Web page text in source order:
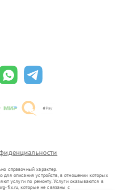
справочный характер.
для описания устройств, в отношении которых
услуги по ремонту. Услуги оказываются в
fix.ru, которые не связаны с